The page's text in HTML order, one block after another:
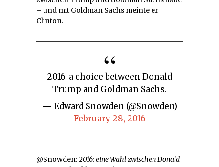
– und mit Goldman Sachs meinte er
Clinton.
2016: a choice between Donald
Trump and Goldman Sachs.
— Edward Snowden (@Snowden)
February 28, 2016
@Snowden:2016: eine Wahl zwischen Donald